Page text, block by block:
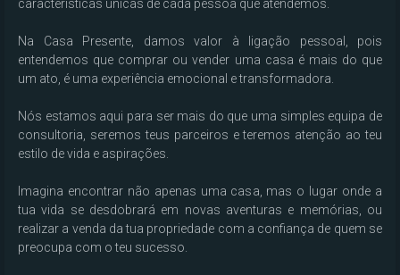
características únicas de cada pessoa que atendemos.
Na Casa Presente, damos valor à ligação pessoal, pois
entendemos que comprar ou vender uma casa é mais do que
um ato, é uma experiência emocional e transformadora.
Nós estamos aqui para ser mais do que uma simples equipa de
consultoria, seremos teus parceiros e teremos atenção ao teu
estilo de vida e aspirações.
Imagina encontrar não apenas uma casa, mas o lugar onde a
tua vida se desdobrará em novas aventuras e memórias, ou
realizar a venda da tua propriedade com a confiança de quem se
preocupa com o teu sucesso.